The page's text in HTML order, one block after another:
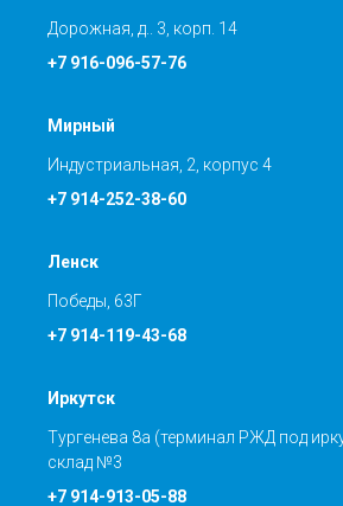
Дорожная, д.. 3, корп. 14
+7 916-096-57-76
Мирный
Индустриальная, 2, корпус 4
+7 914-252-38-60
Ленск
Победы, 63Г
+7 914-119-43-68
Иркутск
Тургенева 8а (терминал РЖД под
склад №3
+7 914-913-05-88